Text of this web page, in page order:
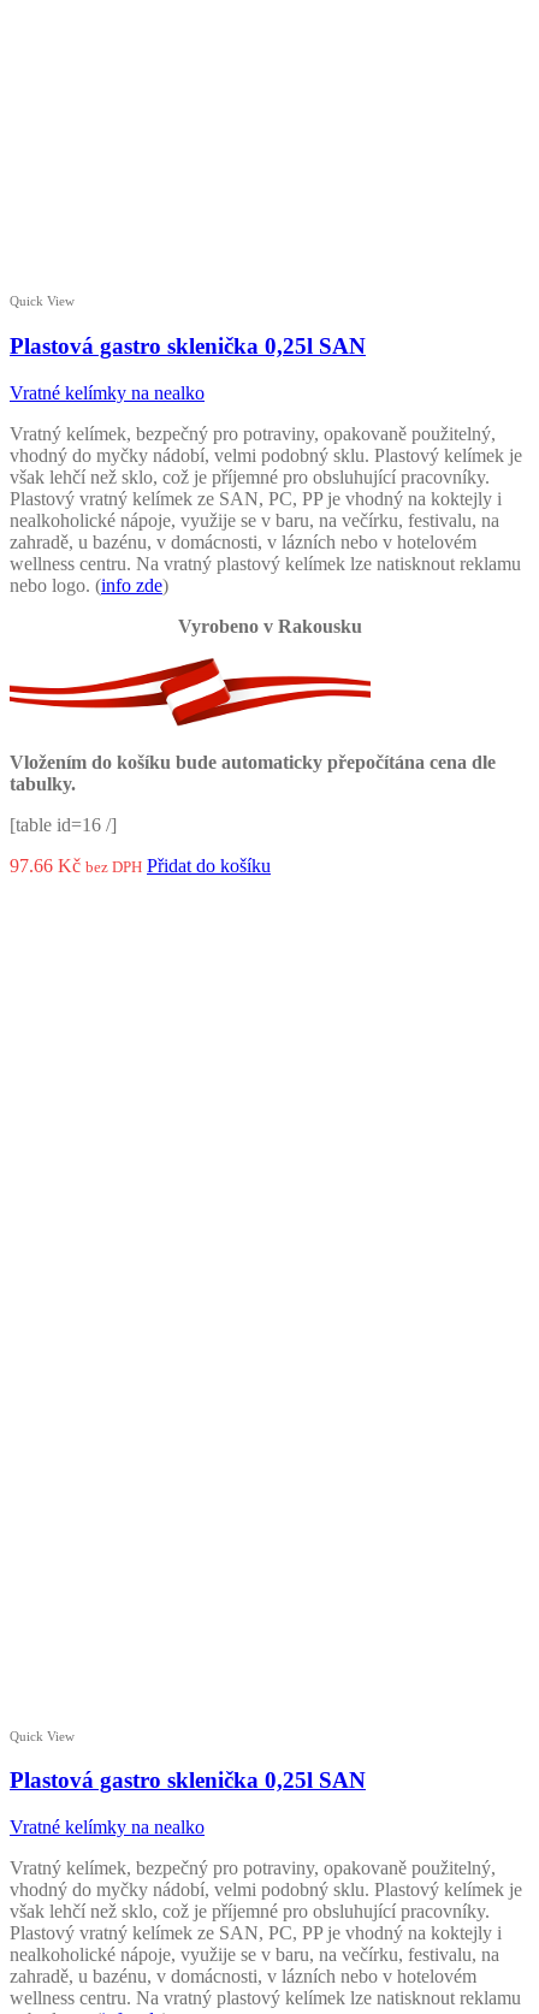
Quick View
Plastová gastro sklenička 0,25l SAN
Vratné kelímky na nealko
Vratný kelímek, bezpečný pro potraviny, opakovaně použitelný,
vhodný do myčky nádobí, velmi podobný sklu. Plastový kelímek je
však lehčí než sklo, což je příjemné pro obsluhující pracovníky.
Plastový vratný kelímek ze SAN, PC, PP je vhodný na koktejly i
nealkoholické nápoje, využije se v baru, na večírku, festivalu, na
zahradě, u bazénu, v domácnosti, v lázních nebo v hotelovém
wellness centru. Na vratný plastový kelímek lze natisknout reklamu
nebo logo. (info zde)
Vyrobeno v Rakousku
Vložením do košíku bude automaticky přepočítána cena dle
tabulky.
[table id=16 /]
97.66 Kč bez DPH Přidat do košíku
Quick View
Plastová gastro sklenička 0,25l SAN
Vratné kelímky na nealko
Vratný kelímek, bezpečný pro potraviny, opakovaně použitelný,
vhodný do myčky nádobí, velmi podobný sklu. Plastový kelímek je
však lehčí než sklo, což je příjemné pro obsluhující pracovníky.
Plastový vratný kelímek ze SAN, PC, PP je vhodný na koktejly i
nealkoholické nápoje, využije se v baru, na večírku, festivalu, na
zahradě, u bazénu, v domácnosti, v lázních nebo v hotelovém
wellness centru. Na vratný plastový kelímek lze natisknout reklamu